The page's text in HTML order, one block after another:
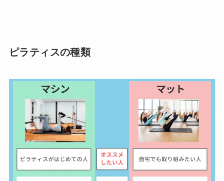
ピラティスの種類